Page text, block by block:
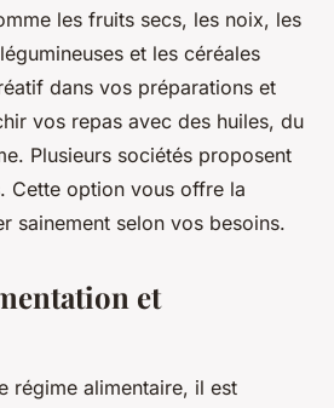
les fruits secs, les noix, les
et les céréales
dans vos préparations et
vos repas avec des huiles, du
Plusieurs sociétés proposent
Cette option vous offre la
sainement selon vos besoins.
et
régime alimentaire, il est